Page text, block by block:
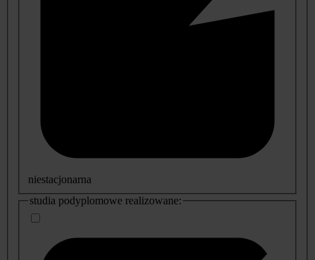
niestacjonarna
studia podyplomowe realizowane: